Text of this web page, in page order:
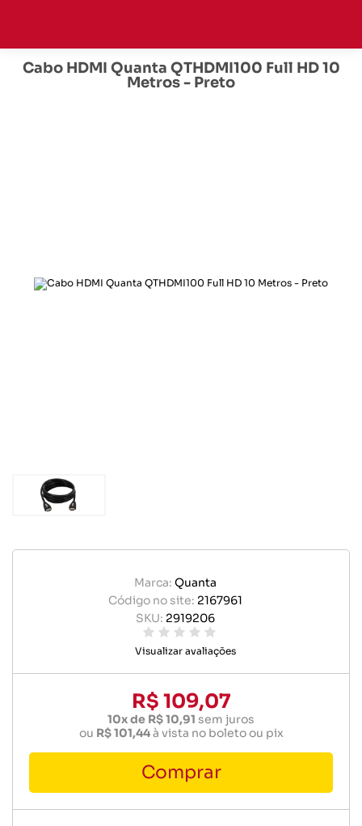
Cabo HDMI Quanta QTHDMI100 Full HD 10
Metros - Preto
Marca: Quanta
Código no site: 2167961
SKU: 2919206
Visualizar avaliações
R$ 109,07
10x de R$ 10,91 sem juros
ou R$ 101,44à vista no boleto ou pix
Comprar